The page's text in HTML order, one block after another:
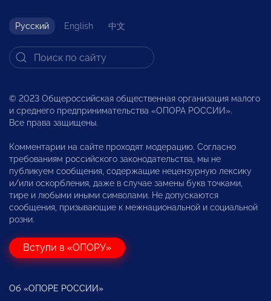
Русский English 中文
© 2023 Общероссийская общественная организация малого
и среднего предпринимательства «ОПОРА РОССИИ».
Все права защищены.
Комментарии на сайте проходят модерацию. Согласно
требованиям российского законодательства, мы не
публикуем сообщения, содержащие нецензурную лексику
и/или оскорбления, даже в случае замены букв точками,
тире и любыми иными символами. Не допускаются
сообщения, призывающие к межнациональной и социальной
розни.
Вступи в «ОПОРУ»
Об «ОПОРЕ РОССИИ»